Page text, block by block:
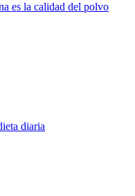
es la calidad del polvo
diaria